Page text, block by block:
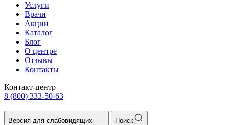
Услуги
Врачи
Акции
Каталог
Блог
О центре
Отзывы
Контакты
Контакт-центр
8 (800) 333-50-63
Версия для слабовидящих Поиск